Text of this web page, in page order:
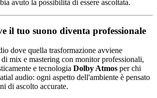
avuto la possibilità di essere ascoltata.
il tuo suono diventa professionale
dove quella trasformazione avviene
di mix e mastering con monitor professionali,
e tecnologia Dolby Atmos per chi
audio: ogni aspetto dell'ambiente è pensato
di ascolto accurate.